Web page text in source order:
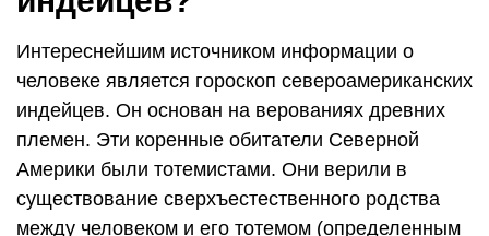
Интереснейшим источником информации о
человеке является гороскоп североамериканских
индейцев. Он основан на верованиях древних
племен. Эти коренные обитатели Северной
Америки были тотемистами. Они верили в
существование сверхъестественного родства
между человеком и его тотемом (определенным